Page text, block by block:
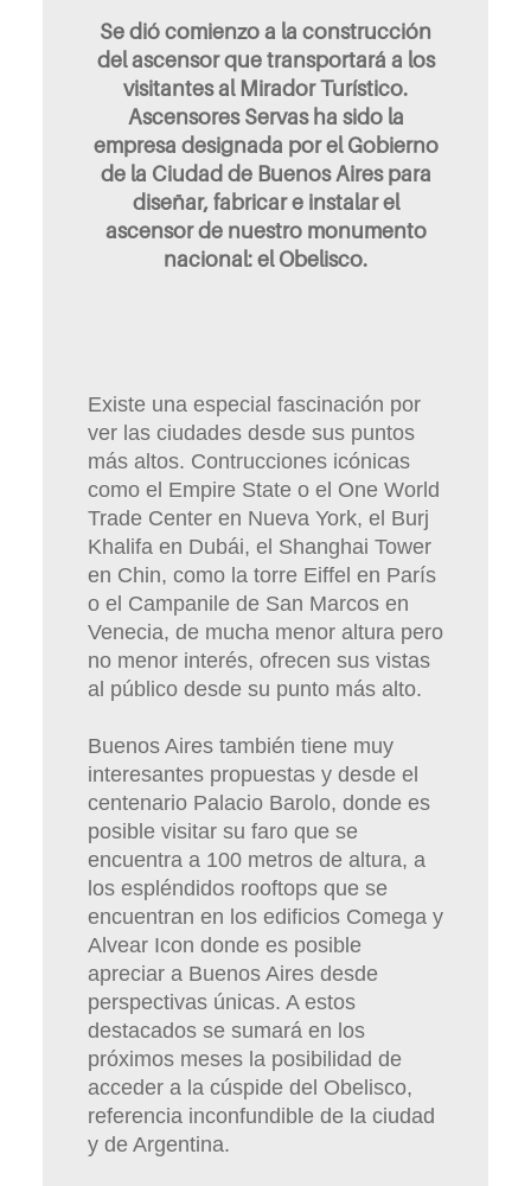
Se dió comienzo a la construcción
del ascensor que transportará a los
visitantes al Mirador Turístico.
Ascensores Servas ha sido la
empresa designada por el Gobierno
de la Ciudad de Buenos Aires para
diseñar, fabricar e instalar el
ascensor de nuestro monumento
nacional: el Obelisco.
Existe una especial fascinación por
ver las ciudades desde sus puntos
más altos. Contrucciones icónicas
como el Empire State o el One World
Trade Center en Nueva York, el Burj
Khalifa en Dubái, el Shanghai Tower
en Chin, como la torre Eiffel en París
o el Campanile de San Marcos en
Venecia, de mucha menor altura pero
no menor interés, ofrecen sus vistas
al público desde su punto más alto.
Buenos Aires también tiene muy
interesantes propuestas y desde el
centenario Palacio Barolo, donde es
posible visitar su faro que se
encuentra a 100 metros de altura, a
los espléndidos rooftops que se
encuentran en los edificios Comega y
Alvear Icon donde es posible
apreciar a Buenos Aires desde
perspectivas únicas. A estos
destacados se sumará en los
próximos meses la posibilidad de
acceder a la cúspide del Obelisco,
referencia inconfundible de la ciudad
y de Argentina.